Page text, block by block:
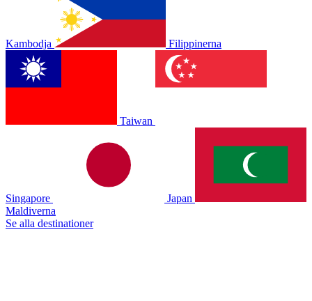
Kambodja Filippinerna
Taiwan
Singapore
Japan
Maldiverna
Se alla destinationer